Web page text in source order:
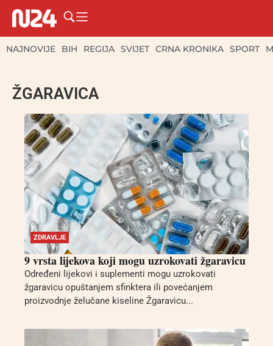
NAJNOVIJE BIH REGIJA SVIJET CRNA KRONIKA SPORT
ŽGARAVICA
ZDRAVLJE
9 vrsta lijekova koji mogu uzrokovati žgaravicu
Određeni lijekovi i suplementi mogu uzrokovati
žgaravicu opuštanjem sfinktera ili povećanjem
proizvodnje želučane kiseline Žgaravicu...